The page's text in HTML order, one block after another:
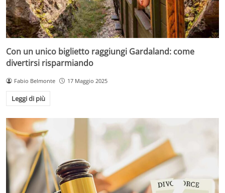
Con un unico biglietto raggiungi Gardaland: come
divertirsi risparmiando
Fabio Belmonte 17 Maggio 2025
Leggi di più